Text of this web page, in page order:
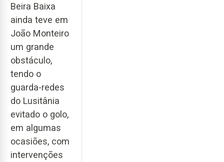
Beira Baixa
ainda teve em
João Monteiro
um grande
obstáculo,
tendo o
guarda-redes
do Lusitânia
evitado o golo,
em algumas
ocasiões, com
intervenções